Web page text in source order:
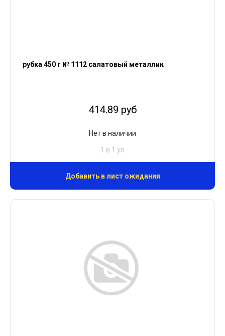
рубка 450 г № 1112 салатовый металлик
414.89 руб
Нет в наличии
1 в 1 уп
Добавить в лист ожидания